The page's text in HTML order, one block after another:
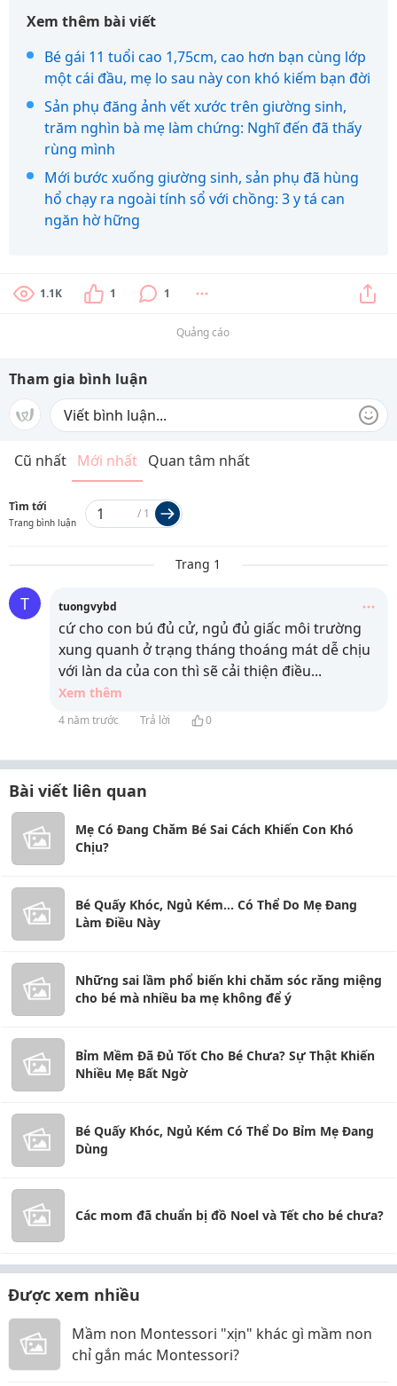
Xem thêm bài viết
Bé gái 11 tuổi cao 1,75cm, cao hơn bạn cùng lớp
một cái đầu, mẹ lo sau này con khó kiếm bạn đời
Sản phụ đăng ảnh vết xước trên giường sinh,
trăm nghìn bà mẹ làm chứng: Nghĩ đến đã thấy
rùng mình
Mới bước xuống giường sinh, sản phụ đã hùng
hổ chạy ra ngoài tính sổ với chồng: 3 y tá can
ngăn hờ hững
1.1K 1 1
Quảng cáo
Tham gia bình luận
Cũ nhất Mới nhất Quan tâm nhất
Tìm tới
Trang bình luận
/ 1
Trang 1
T tuongvybd
cứ cho con bú đủ cử, ngủ đủ giấc môi trường
xung quanh ở trạng tháng thoáng mát dễ chịu
với làn da của con thì sẽ cải thiện điều...
Xem thêm
4 năm trước Trả lời 0
Bài viết liên quan
Mẹ Có Đang Chăm Bé Sai Cách Khiến Con Khó
Chịu?
Bé Quấy Khóc, Ngủ Kém... Có Thể Do Mẹ Đang
Làm Điều Này
Những sai lầm phổ biến khi chăm sóc răng miệng
cho bé mà nhiều ba mẹ không để ý
Bỉm Mềm Đã Đủ Tốt Cho Bé Chưa? Sự Thật Khiến
Nhiều Mẹ Bất Ngờ
Bé Quấy Khóc, Ngủ Kém Có Thể Do Bỉm Mẹ Đang
Dùng
Các mom đã chuẩn bị đồ Noel và Tết cho bé chưa?
Được xem nhiều
Mầm non Montessori "xịn" khác gì mầm non
chỉ gắn mác Montessori?